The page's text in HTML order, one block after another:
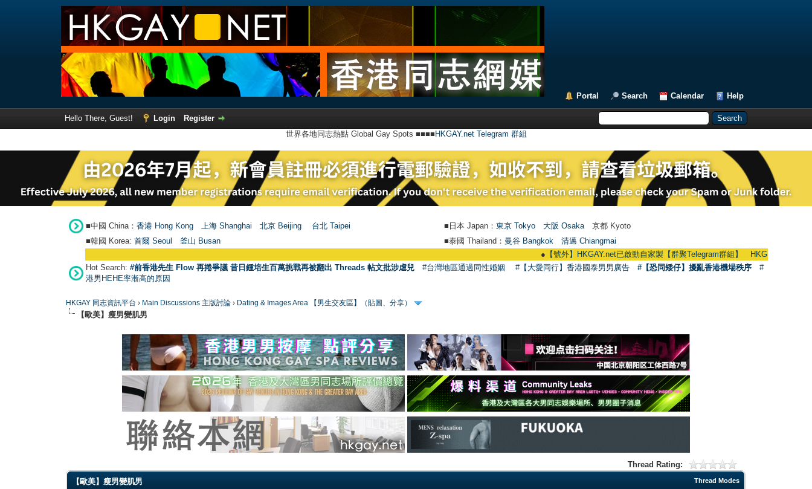
Portal Search Calendar Help
Hello There, Guest! Login
Register
世界各地同志熱點 Global Gay Spots ■■■■ HKGAY.net Telegram 群組
■中國 China： 香港 Hong Kong 上海 Shanghai 北京 Beijing 台北 Taipei ■日本 Japan： 東京 Tokyo 大阪 Osaka 京都 Kyoto
■韓國 Korea: 首爾 Seou 釜山 Busan ■泰國 Thailand： 曼谷 Bangkok
清邁 Chiangmai
【號外】HKGAY.net已啟動自家製【群聚Telegram群組】 HKGAY.net has
Hot Search: #前香港先生 Flow 再捲爭議 昔日鍾培生百萬挑戰再被翻出 Threads 帖文批涉虐兒 #台灣地區通過同性婚姻 #【大愛同行】香港國泰男男廣告 #【恐同矮仔】擾亂香港機場秩序
#
港男HEHE率漸高的原因
HKGAY 同志資訊平台 › Main Discussions 主版討論 › Dating & Images Area 【男生交友區】（貼圖、分享）
【歐美】瘦男變肌男
Thread Rating:
Thread Modes
【歐美】瘦男變肌男